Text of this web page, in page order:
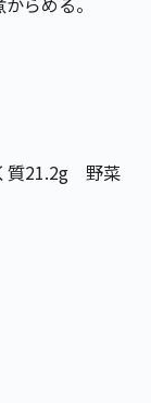
質21.2g 野菜